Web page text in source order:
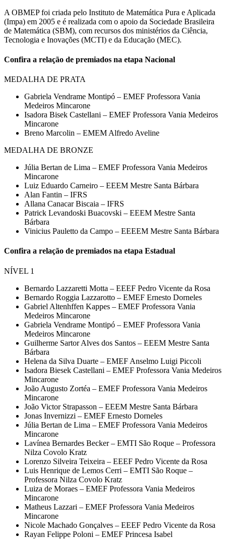
A OBMEP foi criada pelo Instituto de Matemática Pura e Aplicada
(Impa) em 2005 e é realizada com o apoio da Sociedade Brasileira
de Matemática (SBM), com recursos dos ministérios da Ciência,
Tecnologia e Inovações (MCTI) e da Educação (MEC).
Confira a relação de premiados na etapa Nacional
MEDALHA DE PRATA
Gabriela Vendrame Montipó – EMEF Professora Vania
Medeiros Mincarone
Isadora Bisek Castellani – EMEF Professora Vania Medeiros
Mincarone
Breno Marcolin – EMEM Alfredo Aveline
MEDALHA DE BRONZE
Júlia Bertan de Lima – EMEF Professora Vania Medeiros
Mincarone
Luiz Eduardo Carneiro – EEEM Mestre Santa Bárbara
Alan Fantin – IFRS
Allana Canacar Biscaia – IFRS
Patrick Levandoski Buacovski – EEEM Mestre Santa
Bárbara
Vinicius Pauletto da Campo – EEEEM Mestre Santa Bárbara
Confira a relação de premiados na etapa Estadual
NÍVEL 1
Bernardo Lazzaretti Motta – EEEF Pedro Vicente da Rosa
Bernardo Roggia Lazzarotto – EMEF Ernesto Dorneles
Gabriel Altenhffen Kappes – EMEF Professora Vania
Medeiros Mincarone
Gabriela Vendrame Montipó – EMEF Professora Vania
Medeiros Mincarone
Guilherme Sartor Alves dos Santos – EEEM Mestre Santa
Bárbara
Helena da Silva Duarte – EMEF Anselmo Luigi Piccoli
Isadora Biesek Castellani – EMEF Professora Vania Medeiros
Mincarone
João Augusto Zortéa – EMEF Professora Vania Medeiros
Mincarone
João Victor Strapasson – EEEM Mestre Santa Bárbara
Jonas Invernizzi – EMEF Ernesto Dorneles
Júlia Bertan de Lima – EMEF Professora Vania Medeiros
Mincarone
Lavínea Bernardes Becker – EMTI São Roque – Professora
Nilza Covolo Kratz
Lorenzo Silveira Teixeira – EEEF Pedro Vicente da Rosa
Luis Henrique de Lemos Cerri – EMTI São Roque –
Professora Nilza Covolo Kratz
Luiza de Moraes – EMEF Professora Vania Medeiros
Mincarone
Matheus Lazzari – EMEF Professora Vania Medeiros
Mincarone
Nicole Machado Gonçalves – EEEF Pedro Vicente da Rosa
Rayan Felippe Poloni – EMEF Princesa Isabel